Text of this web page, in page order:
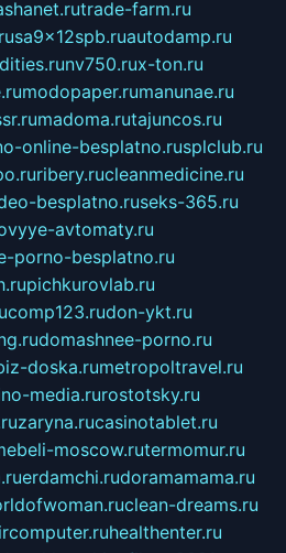
trade-farm.ru
autodamp.ru
nv750.rux-ton.ru
modopaper.rumanunae.ru
madoma.rutajuncos.ru
online-besplatno.rusplclub.ru
ribery.rucleanmedicine.ru
besplatno.ruseks-365.ru
avtomaty.ru
porno-besplatno.ru
pichkurovlab.ru
comp123.rudon-ykt.ru
domashnee-porno.ru
doska.rumetropoltravel.ru
media.rurostotsky.ru
zaryna.rucasinotablet.ru
moscow.rutermomur.ru
erdamchi.rudoramamama.ru
clean-dreams.ru
healthenter.ru